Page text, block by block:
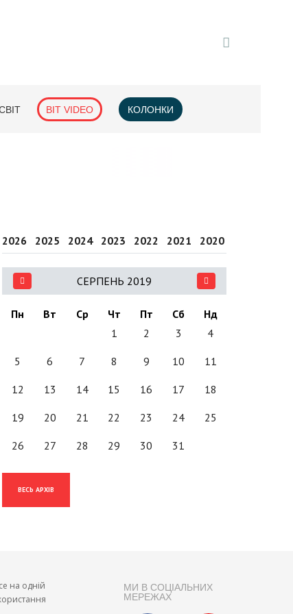
BIT VIDEO КОЛОНКИ
2026 2025 2024 2023 2022 2021 2020
СЕРПЕНЬ 2019
Пн Вт Ср Чт Пт Сб
Нд
1
2 3 4
5 6 7 8 9 10 11
12 13 14 15 16 17 18
19 20 21 22 23 24 25
26 27 28 29 30 31
ВЕСЬ АРХІВ
МИ В СОЦІАЛЬНИХ
МЕРЕЖАХ
на одній